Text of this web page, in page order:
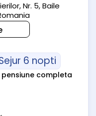
Nr. 5, Baile
6 nopti
pensiune completa